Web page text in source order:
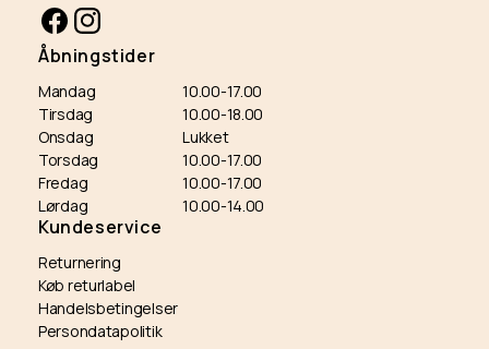
Facebook
Åbningstider
Mandag
10.00-17.00
Tirsdag
10.00-18.00
Onsdag
Lukket
Torsdag
10.00-17.00
Fredag
10.00-17.00
Lørdag
10.00-14.00
Kundeservice
Returnering
Køb returlabel
Handelsbetingelser
Persondatapolitik